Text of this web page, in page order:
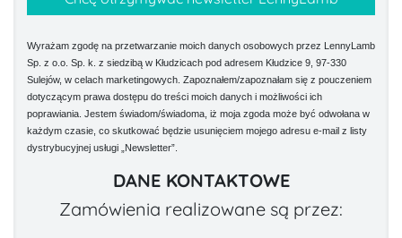
Wyrażam zgodę na przetwarzanie moich danych osobowych przez LennyLamb
Sp. z o.o. Sp. k. z siedzibą w Kłudzicach pod adresem Kłudzice 9, 97-330
Sulejów, w celach marketingowych. Zapoznałem/zapoznałam się z pouczeniem
dotyczącym prawa dostępu do treści moich danych i możliwości ich
poprawiania. Jestem świadom/świadoma, iż moja zgoda może być odwołana w
każdym czasie, co skutkować będzie usunięciem mojego adresu e-mail z listy
dystrybucyjnej usługi „Newsletter”.
DANE KONTAKTOWE
Zamówienia realizowane są przez: